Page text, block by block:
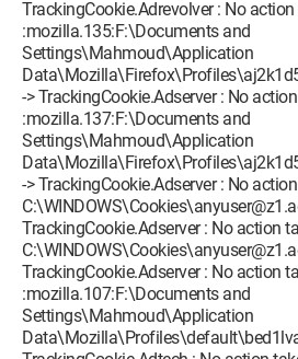
TrackingCookie.Adrevolver : No
:mozilla.135:F:\Documents and
Settings\Mahmoud\Application
-> TrackingCookie.Adserver : No
:mozilla.137:F:\Documents and
Settings\Mahmoud\Application
-> TrackingCookie.Adserver : No
TrackingCookie.Adserver : No action
TrackingCookie.Adserver : No action
:mozilla.107:F:\Documents and
Settings\Mahmoud\Application